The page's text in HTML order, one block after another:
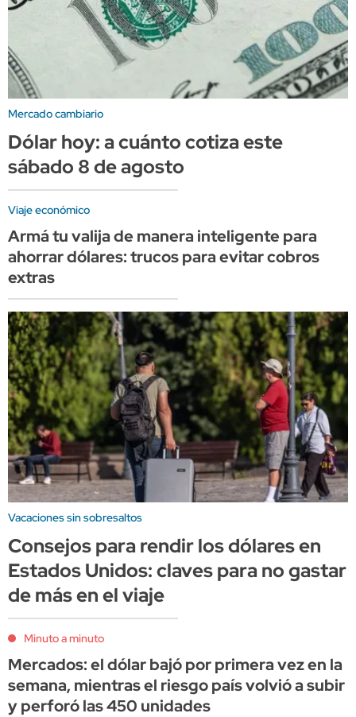
Mercado cambiario
Dólar hoy: a cuánto cotiza este
sábado 8 de agosto
Viaje económico
Armá tu valija de manera inteligente para
ahorrar dólares: trucos para evitar cobros
extras
Vacaciones sin sobresaltos
Consejos para rendir los dólares en
Estados Unidos: claves para no gastar
de más en el viaje
Minuto a minuto
Mercados: el dólar bajó por primera vez en la
semana, mientras el riesgo país volvió a subir
y perforó las 450 unidades